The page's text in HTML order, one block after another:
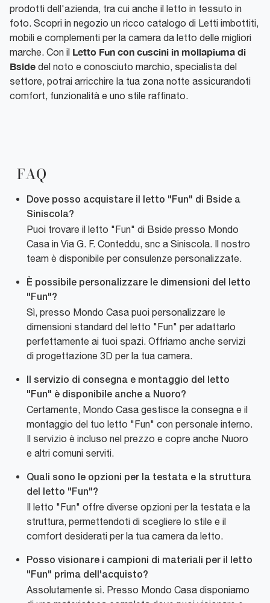
prodotti dell'azienda, tra cui anche il letto in tessuto in
foto. Scopri in negozio un ricco catalogo di Letti imbottiti,
mobili e complementi per la camera da letto delle migliori
marche. Con il Letto Fun con cuscini in mollapiuma di
Bside del noto e conosciuto marchio, specialista del
settore, potrai arricchire la tua zona notte assicurandoti
comfort, funzionalità e uno stile raffinato.
FAQ
Dove posso acquistare il letto "Fun" di Bside a
Siniscola?
Puoi trovare il letto "Fun" di Bside presso Mondo
Casa in Via G. F. Conteddu, snc a Siniscola. Il nostro
team è disponibile per consulenze personalizzate.
È possibile personalizzare le dimensioni del letto
"Fun"?
Sì, presso Mondo Casa puoi personalizzare le
dimensioni standard del letto "Fun" per adattarlo
perfettamente ai tuoi spazi. Offriamo anche servizi
di progettazione 3D per la tua camera.
Il servizio di consegna e montaggio del letto
"Fun" è disponibile anche a Nuoro?
Certamente, Mondo Casa gestisce la consegna e il
montaggio del tuo letto "Fun" con personale interno.
Il servizio è incluso nel prezzo e copre anche Nuoro
e altri comuni serviti.
Quali sono le opzioni per la testata e la struttura
del letto "Fun"?
Il letto "Fun" offre diverse opzioni per la testata e la
struttura, permettendoti di scegliere lo stile e il
comfort desiderati per la tua camera da letto.
Posso visionare i campioni di materiali per il letto
"Fun" prima dell'acquisto?
Assolutamente sì. Presso Mondo Casa disponiamo